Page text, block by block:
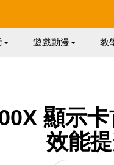
遊戲動漫 教
顯示卡
效能